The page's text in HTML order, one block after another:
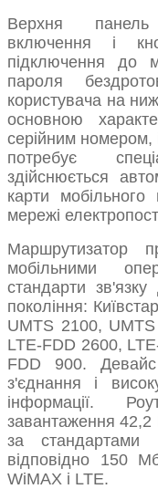
Верхня панель
включення і
підключення до
пароля
користувача на
основною
серійним номером,
потребує
здійснюється
карти
мережі
Маршрутизатор
мобільними
стандарти зв'язку
покоління:
UMTS 2100,
LTE-FDD 2600,
FDD 900. Девайс
з'єднання і
інформації.
завантаження
за стандартами
відповідно 150
WiMAX і LTE.